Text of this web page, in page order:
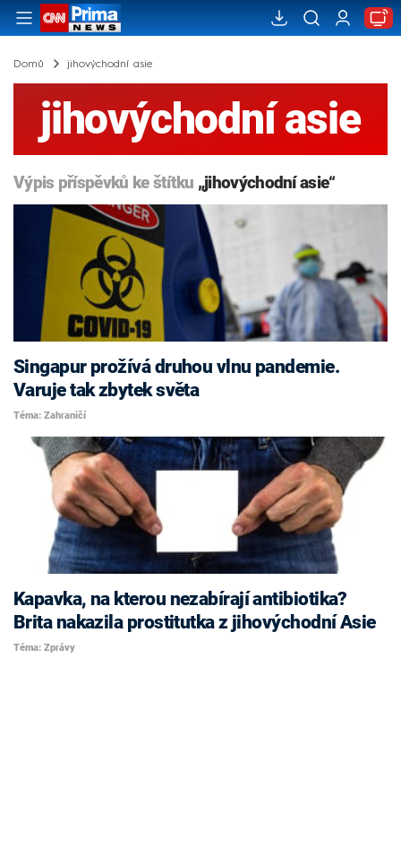
Domů jihovýchodní asie
jihovýchodní asie
Výpis příspěvků ke štítku „jihovýchodní asie“
Singapur prožívá druhou vlnu pandemie.
Varuje tak zbytek světa
Téma: Zahraničí
Kapavka, na kterou nezabírají antibiotika?
Brita nakazila prostitutka z jihovýchodní Asie
Téma: Zprávy